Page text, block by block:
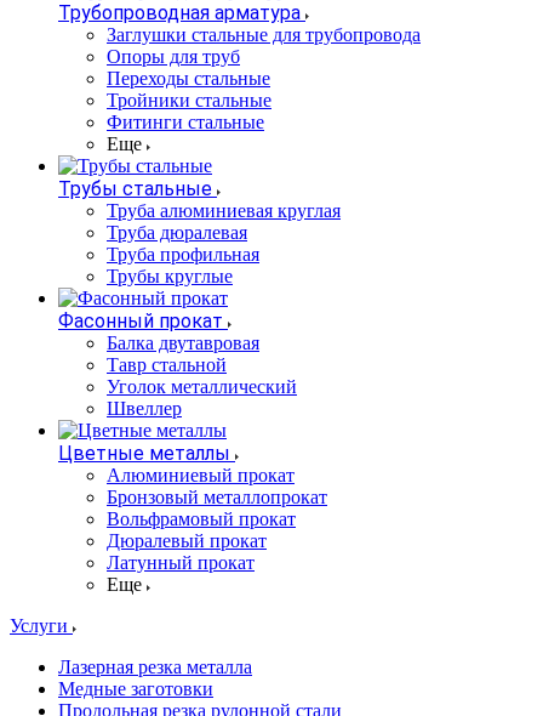
Трубопроводная арматура
Заглушки стальные для трубопровода
Опоры для труб
Переходы стальные
Тройники стальные
Фитинги стальные
Еще
Трубы стальные
Труба алюминиевая круглая
Труба дюралевая
Труба профильная
Трубы круглые
Фасонный прокат
Балка двутавровая
Тавр стальной
Уголок металлический
Швеллер
Цветные металлы
Алюминиевый прокат
Бронзовый металлопрокат
Вольфрамовый прокат
Дюралевый прокат
Латунный прокат
Еще
Услуги
Лазерная резка металла
Медные заготовки
Продольная резка рулонной стали